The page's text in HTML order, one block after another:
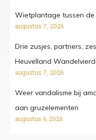
Wietplantage tussen de
augustus 7, 2026
Drie zusjes, partners,
Heuvelland
augustus 7, 2026
Weer vandalisme bij
aan gruzelementen
augustus 6, 2026